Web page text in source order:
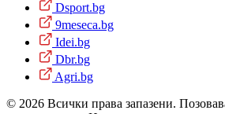
Dsport.bg
9meseca.bg
Idei.bg
Dbr.bg
Agri.bg
© 2026 Всички права запазени.